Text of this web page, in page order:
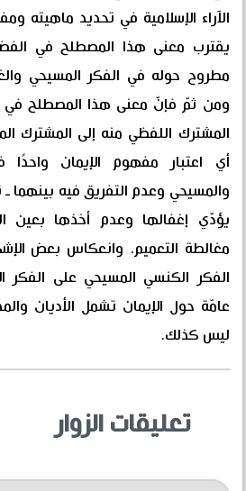
الآراء الإسلامية في تحديد ماهيته
يقترب معنى هذا المصطلح في
مطروح حوله في الفكر المسيحي
ومن ثمّ فإنّ معنى هذا المصطلح في
المشترك اللفظي منه إلى المشترك
أي اعتبار مفهوم الإيمان واحدًا
والمسيحي وعدم التفريق فيه بينهما ـ
يؤدّي إغفالها وعدم أخذها بعين
مغالطة التعميم، وانعكاس بعض
الفكر الكنسي المسيحي على الفكر
عامّة حول الإيمان تشمل الأديان
ليس كذلك.
تعليقات الزوار